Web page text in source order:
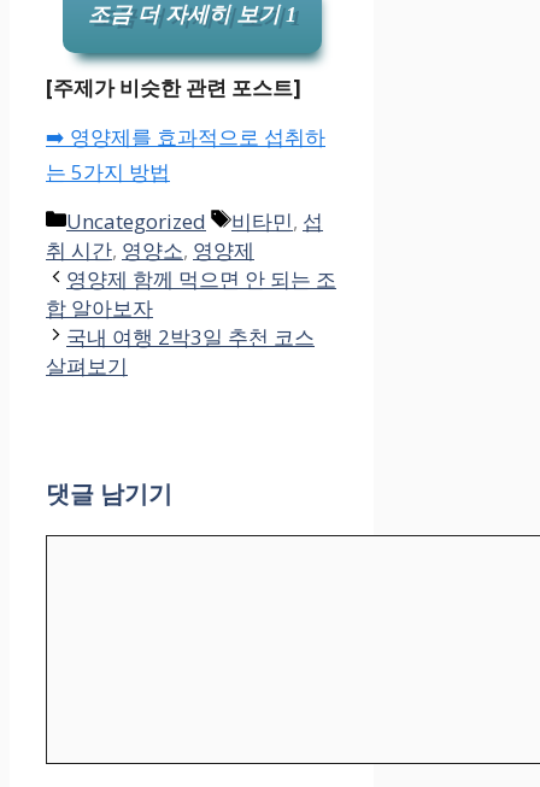
조금 더 자세히 보기 1
[주제가 비슷한 관련 포스트]
➡️ 영양제를 효과적으로 섭취하
는 5가지 방법
카
테
고
리
Uncategorized
태
그
비타민, 섭
취 시간, 영양소, 영양제
영양제 함께 먹으면 안 되는 조
합 알아보자
국내 여행 2박3일 추천 코스
살펴보기
댓글 남기기